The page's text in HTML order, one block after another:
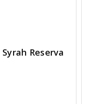
Reserva